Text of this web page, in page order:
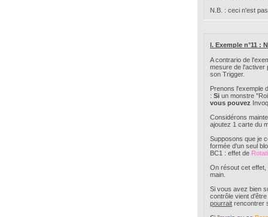
N.B. : ceci n'est
l. Exemple n°11 :
A contrario de
mesure de l'activer
son Trigger.
Prenons l'exemple
: Si un monstre
vous pouvez
Considérons
ajoutez 1 carte du
Supposons que je
formée d'un seul
BC1 : effet de
On résout cet effet,
main.
Si vous avez bien
contrôle vient
pourrait rencontrer